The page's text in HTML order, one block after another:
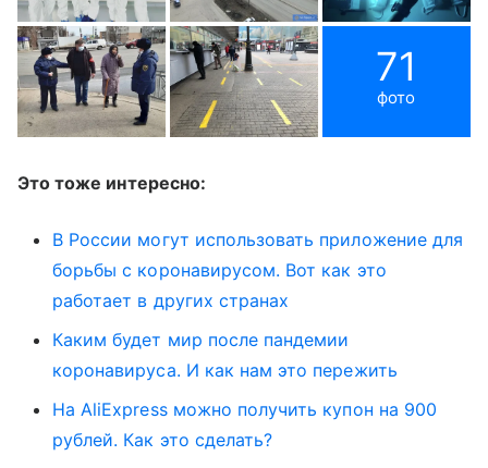
71
фото
Это тоже интересно:
В России могут использовать приложение для
борьбы с коронавирусом. Вот как это
работает в других странах
Каким будет мир после пандемии
коронавируса. И как нам это пережить
На AliExpress можно получить купон на 900
рублей. Как это сделать?